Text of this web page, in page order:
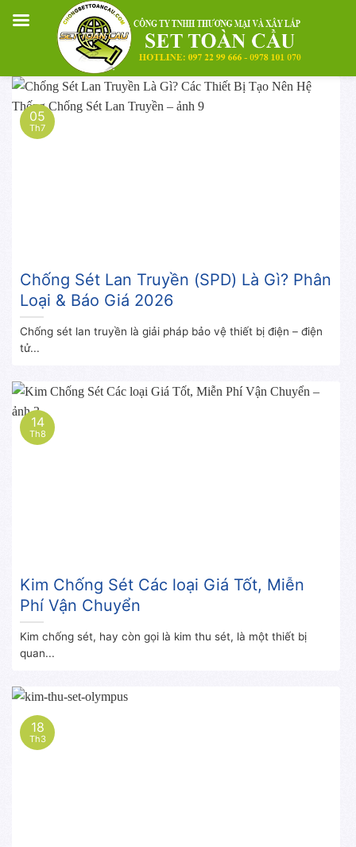
Skip
content
Chống Sét Lan Truyền (SPD) Là Gì? Phân
Loại & Báo Giá 2026
Chống sét lan truyền là giải pháp bảo vệ thiết bị điện – điện
tử...
05
Th7
Kim Chống Sét Các loại Giá Tốt, Miễn
Phí Vận Chuyển
Kim chống sét, hay còn gọi là kim thu sét, là một thiết bị
quan...
14
Th8
18
Th3